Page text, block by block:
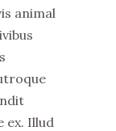
animal
ex. Illud